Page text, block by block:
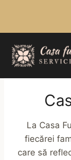
content
La Casa
fiecărei
care să